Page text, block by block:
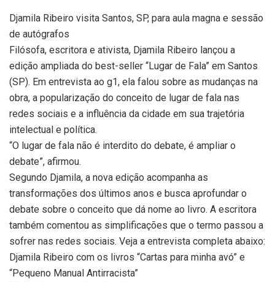
Djamila Ribeiro visita Santos, SP, para aula magna e sessão
de autógrafos
Filósofa, escritora e ativista, Djamila Ribeiro lançou a
edição ampliada do best-seller “Lugar de Fala” em Santos
(SP). Em entrevista ao g1, ela falou sobre as mudanças na
obra, a popularização do conceito de lugar de fala nas
redes sociais e a influência da cidade em sua trajetória
intelectual e política.
“O lugar de fala não é interdito do debate, é ampliar o
debate”, afirmou.
Segundo Djamila, a nova edição acompanha as
transformações dos últimos anos e busca aprofundar o
debate sobre o conceito que dá nome ao livro. A escritora
também comentou as simplificações que o termo passou a
sofrer nas redes sociais. Veja a entrevista completa abaixo:
Djamila Ribeiro com os livros “Cartas para minha avó” e
“Pequeno Manual Antirracista”